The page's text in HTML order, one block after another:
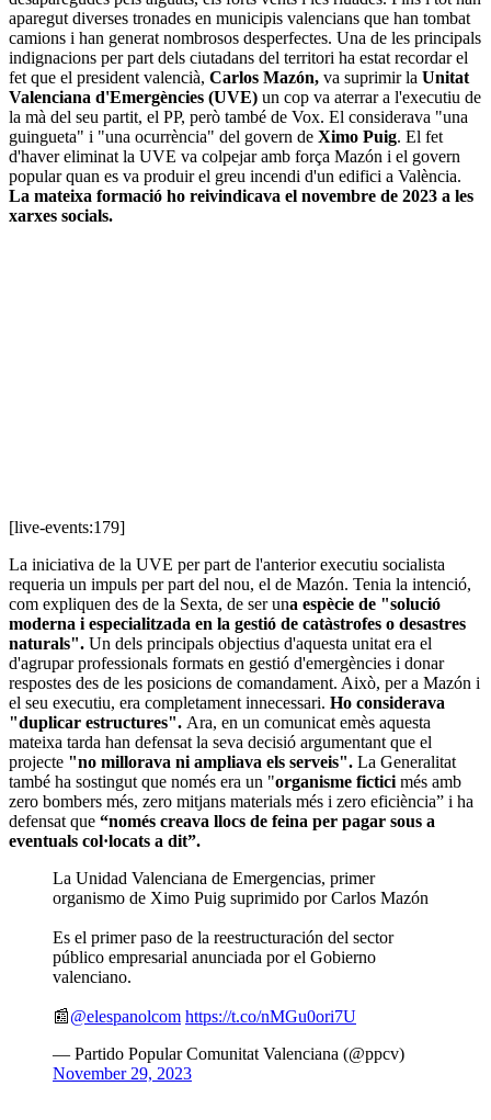
aparegut diverses tronades en municipis valencians que han tombat
camions i han generat nombrosos desperfectes. Una de les principals
indignacions per part dels ciutadans del territori ha estat recordar el
fet que el president valencià, Carlos Mazón, va suprimir la Unitat
Valenciana d'Emergències (UVE) un cop va aterrar a l'executiu de
la mà del seu partit, el PP, però també de Vox. El considerava "una
guingueta" i "una ocurrència" del govern de Ximo Puig. El fet
d'haver eliminat la UVE va colpejar amb força Mazón i el govern
popular quan es va produir el greu incendi d'un edifici a València.
La mateixa formació ho reivindicava el novembre de 2023 a les
xarxes socials.
[live-events:179]
La iniciativa de la UVE per part de l'anterior executiu socialista
requeria un impuls per part del nou, el de Mazón. Tenia la intenció,
com expliquen des de la Sexta, de ser una espècie de "solució
moderna i especialitzada en la gestió de catàstrofes o desastres
naturals". Un dels principals objectius d'aquesta unitat era el
d'agrupar professionals formats en gestió d'emergències i donar
respostes des de les posicions de comandament. Això, per a Mazón i
el seu executiu, era completament innecessari. Ho considerava
"duplicar estructures". Ara, en un comunicat emès aquesta
mateixa tarda han defensat la seva decisió argumentant que el
projecte "no millorava ni ampliava els serveis". La Generalitat
també ha sostingut que només era un "organisme fictici més amb
zero bombers més, zero mitjans materials més i zero eficiència” i ha
defensat que “només creava llocs de feina per pagar sous a
eventuals col·locats a dit”.
La Unidad Valenciana de Emergencias, primer
organismo de Ximo Puig suprimido por Carlos Mazón
Es el primer paso de la reestructuración del sector
público empresarial anunciada por el Gobierno
valenciano.
📰@elespanolcom https://t.co/nMGu0ori7U
— Partido Popular Comunitat Valenciana (@ppcv)
November 29, 2023